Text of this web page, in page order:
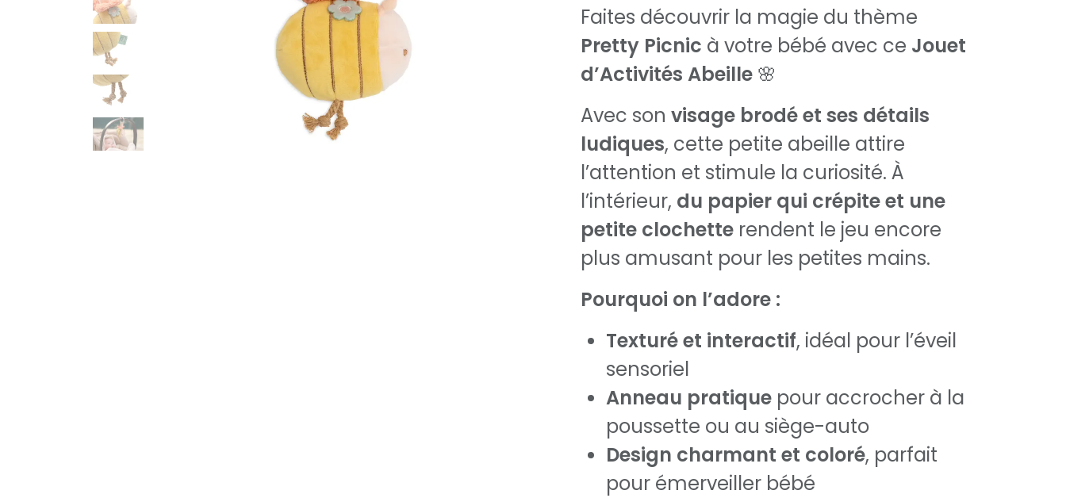
Faites découvrir la magie du thème
Pretty Picnic à votre bébé avec ce Jouet
d’Activités Abeille 🌸
Avec son visage brodé et ses détails
ludiques, cette petite abeille attire
l’attention et stimule la curiosité. À
l’intérieur, du papier qui crépite et une
petite clochette rendent le jeu encore
plus amusant pour les petites mains.
Pourquoi on l’adore :
Texturé et interactif, idéal pour l’éveil
sensoriel
Anneau pratique pour accrocher à la
poussette ou au siège-auto
Design charmant et coloré, parfait
pour émerveiller bébé